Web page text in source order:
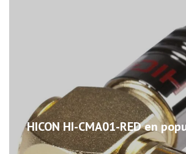
HICON HI-CMA01-RED en